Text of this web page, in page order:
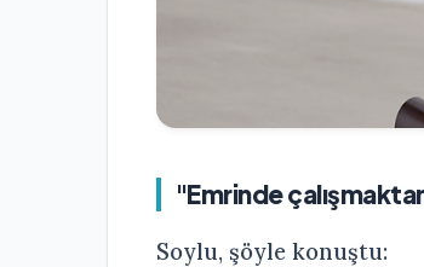
"Emrinde
Soylu, şöyle konuştu: